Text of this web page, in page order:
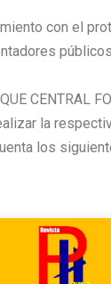
con el
CENTRAL
la
los